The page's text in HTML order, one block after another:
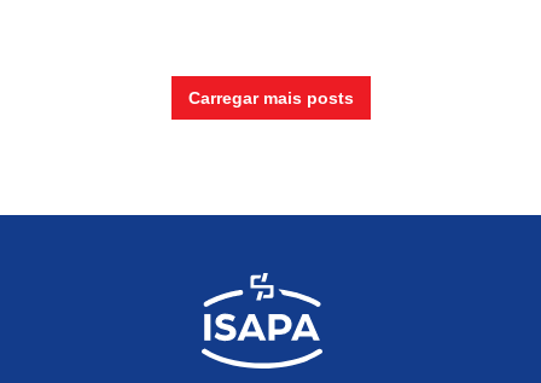
movimentos do volante,
garantindo estabilidade e
controle em diferentes
esforços mecânicos, […]
Carregar mais posts